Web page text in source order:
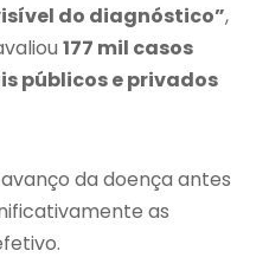
do diagnóstico”,
177 mil casos
públicos e privados
da doença antes
as